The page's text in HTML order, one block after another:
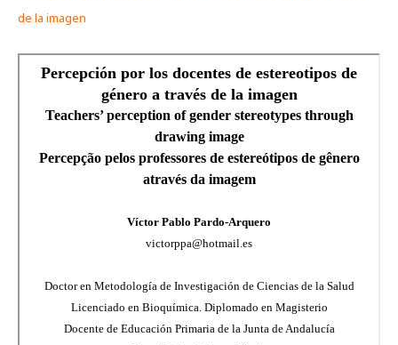
de la imagen